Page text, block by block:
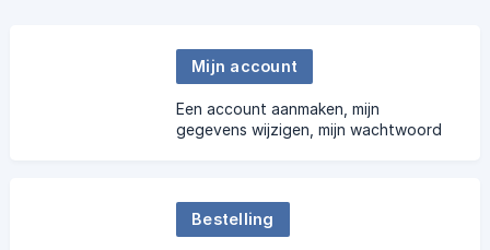
Mijn account
Een account aanmaken, mijn
gegevens wijzigen, mijn wachtwoord
Bestelling